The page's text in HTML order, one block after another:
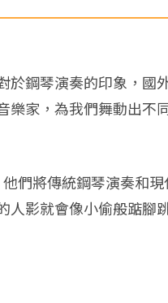
鋼琴演奏的印象，
家，為我們舞動出不
們將傳統鋼琴演奏和
影就會像小偷般踮腳